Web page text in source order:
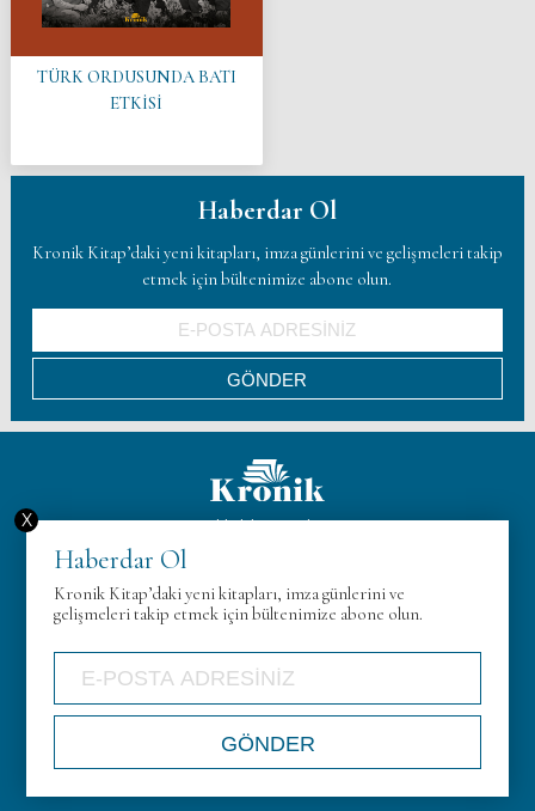
TÜRK ORDUSUNDA BATI
ETKİSİ
Haberdar Ol
Kronik Kitap’daki yeni kitapları, imza günlerini ve gelişmeleri takip
etmek için bültenimize abone olun.
Hakkımızda
Gizlilik Politikası
İletişim
Haberdar Ol
Kronik Kitap’daki yeni kitapları, imza günlerini ve
gelişmeleri takip etmek için bültenimize abone olun.
X